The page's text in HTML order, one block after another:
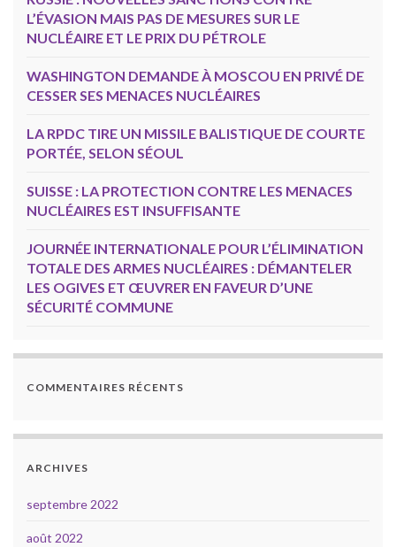
L’ÉVASION MAIS PAS DE MESURES SUR LE
NUCLÉAIRE ET LE PRIX DU PÉTROLE
WASHINGTON DEMANDE À MOSCOU EN PRIVÉ DE
CESSER SES MENACES NUCLÉAIRES
LA RPDC TIRE UN MISSILE BALISTIQUE DE COURTE
PORTÉE, SELON SÉOUL
SUISSE : LA PROTECTION CONTRE LES MENACES
NUCLÉAIRES EST INSUFFISANTE
JOURNÉE INTERNATIONALE POUR L’ÉLIMINATION
TOTALE DES ARMES NUCLÉAIRES : DÉMANTELER
LES OGIVES ET ŒUVRER EN FAVEUR D’UNE
SÉCURITÉ COMMUNE
COMMENTAIRES RÉCENTS
ARCHIVES
septembre 2022
août 2022